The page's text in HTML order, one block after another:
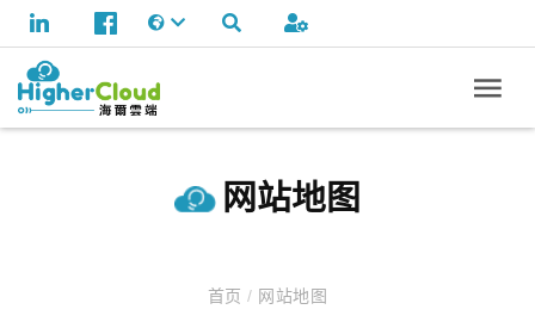
网站地图
首页/ 网站地图